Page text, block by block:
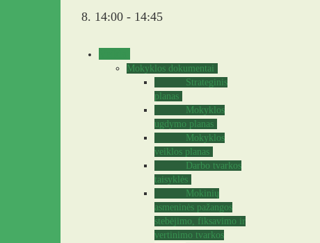
8. 14:00 - 14:45
Mokyklos dokumentai
Strateginis
planas
Mokyklos
ugdymo planas
Mokyklos
veiklos planas
Darbo tvarkos
taisyklės
Mokinių
asmeninės pažangos
stebėjimo, fiksavimo ir
vertinimo tvarkos